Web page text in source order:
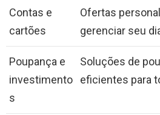
Contas e
cartões
Ofertas
gerenciar seu
Poupança e
investimento
s
Soluções de
eficientes para